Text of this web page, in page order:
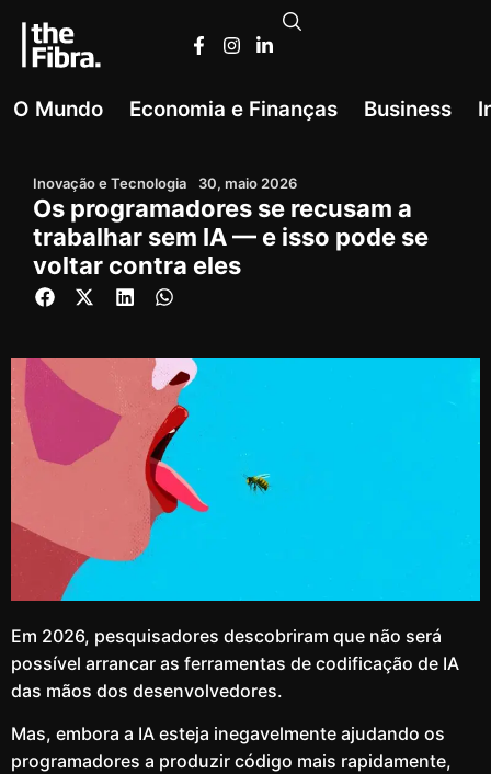
O Mundo Economia e Finanças Business
Inovação e Tecnologia 30, maio 2026
Os programadores se recusam a
trabalhar sem IA — e isso pode se
voltar contra eles
Em 2026, pesquisadores descobriram que não será
possível arrancar as ferramentas de codificação de IA
das mãos dos desenvolvedores.
Mas, embora a IA esteja inegavelmente ajudando os
programadores a produzir código mais rapidamente,